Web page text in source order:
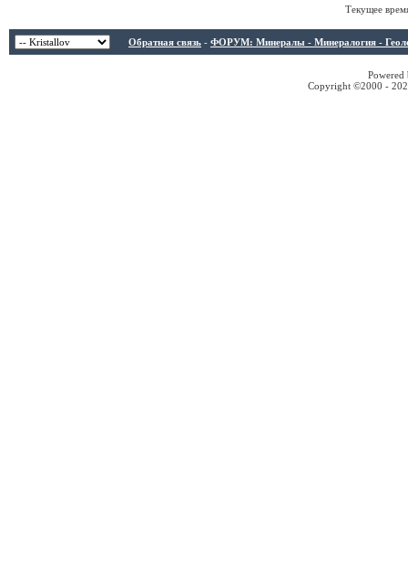
Текущее
Обратная связь - ФОРУМ: Минералы - Минералогия -
Copyright ©2000 -